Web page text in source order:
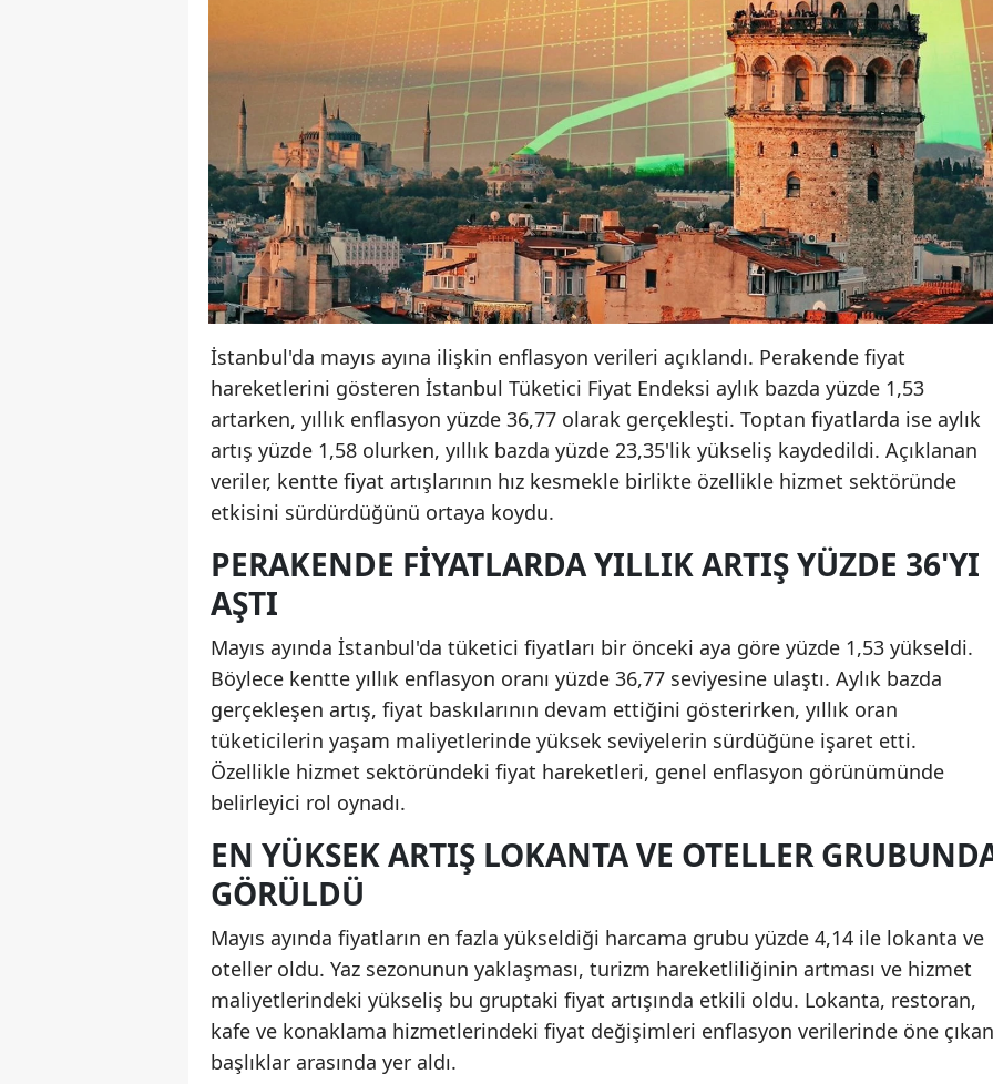
İstanbul'da mayıs ayına ilişkin enflasyon verileri açıklandı. Perakende fiyat
hareketlerini gösteren İstanbul Tüketici Fiyat Endeksi aylık bazda yüzde 1,53
artarken, yıllık enflasyon yüzde 36,77 olarak gerçekleşti. Toptan fiyatlarda ise aylık
artış yüzde 1,58 olurken, yıllık bazda yüzde 23,35'lik yükseliş kaydedildi. Açıklanan
veriler, kentte fiyat artışlarının hız kesmekle birlikte özellikle hizmet sektöründe
etkisini sürdürdüğünü ortaya koydu.
PERAKENDE FIYATLARDA YILLIK ARTIŞ YÜZDE 36'YI
AŞTI
Mayıs ayında İstanbul'da tüketici fiyatları bir önceki aya göre yüzde 1,53 yükseldi.
Böylece kentte yıllık enflasyon oranı yüzde 36,77 seviyesine ulaştı. Aylık bazda
gerçekleşen artış, fiyat baskılarının devam ettiğini gösterirken, yıllık oran
tüketicilerin yaşam maliyetlerinde yüksek seviyelerin sürdüğüne işaret etti.
Özellikle hizmet sektöründeki fiyat hareketleri, genel enflasyon görünümünde
belirleyici rol oynadı.
EN YÜKSEK ARTIŞ LOKANTA VE OTELLER
GÖRÜLDÜ
Mayıs ayında fiyatların en fazla yükseldiği harcama grubu yüzde 4,14 ile lokanta ve
oteller oldu. Yaz sezonunun yaklaşması, turizm hareketliliğinin artması ve hizmet
maliyetlerindeki yükseliş bu gruptaki fiyat artışında etkili oldu. Lokanta, restoran,
kafe ve konaklama hizmetlerindeki fiyat değişimleri enflasyon verilerinde öne çıkan
başlıklar arasında yer aldı.